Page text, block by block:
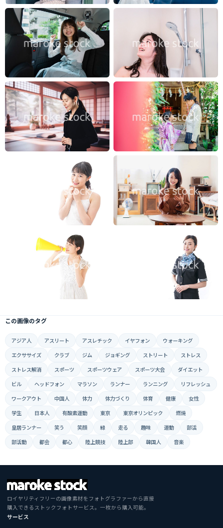
この画像のタグ
アジア人 アスリート アスレチック イヤフォン
ウォーキング
エクササイズ
クラブ ジム ジョギング ストリート
ストレス
ストレス解消
スポーツ スポーツウェア スポーツ大会
ダイエット
ビル
ヘッドフォン マラソン ランナー ランニング
リフレッシュ
ワークアウト
中国人 体力 体力づくり 体育 健康
女性
学生
日本人 有酸素運動 東京 東京オリンピック
燃焼
皇居ランナー
笑う 笑顔 緑 走る 趣味 運動
部活
部活動
都会 都心 陸上競技 陸上部 韓国人 音楽
ロイヤリティフリーの画像素材をフォトグラファーから直接
購入できるストックフォトサービス。一枚から購入可能。
サービス